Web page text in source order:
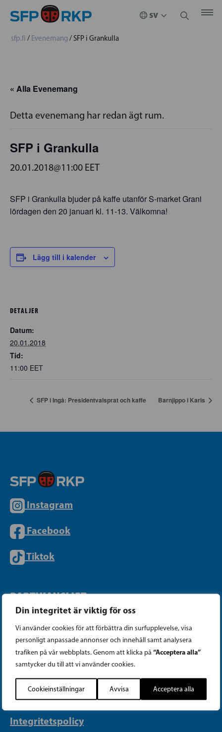
Din integritet är viktig för oss
Vi använder cookies för att förbättra din surfupplevelse, visa
personligt anpassade annonser och innehåll samt analysera
trafiken på vår webbplats. Genom att klicka på “Acceptera alla”
samtycker du till att vi använder cookies.
Cookieinställningar Avvisa Acceptera alla
sfp.fi / Evenemang / SFP i Grankulla
« Alla Evenemang
Detta evenemang har redan ägt rum.
SFP i Grankulla
20.01.2018@11:00 EET
SFP i Grankulla bjuder på kaffe utanför S-market Grani
lördagen den 20 januari kl. 11-13. Välkomna!
Lägg till i kalender
DETALJER
Datum:
20.01.2018
Tid:
11:00 EET
SFP i Ingå: Presidentvalsprat och kaffe Barnjippo i Karis
Instagram
Facebook
Tiktok
PARTIKANSLIET
Telefon (09) 693 070
PB 430, 00101 Helsingfors
Georgsgatan 27, 00100 Helsingfors
info@sfp.fi
Faktureringsuppgifter
Integritetspolicy